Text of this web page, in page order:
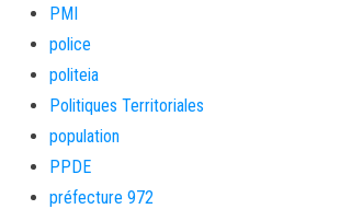
PMI
police
politeia
Politiques Territoriales
population
PPDE
préfecture 972